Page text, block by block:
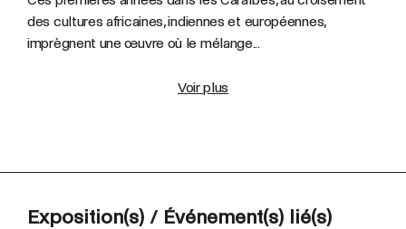
des cultures africaines, indiennes et européennes,
imprègnent une œuvre où le mélange...
Voir plus
Exposition(s) / Événement(s) lié(s)